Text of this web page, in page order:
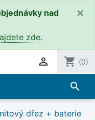
nad
zde.
×
 shopping_cart (0)
search
dřez + baterie